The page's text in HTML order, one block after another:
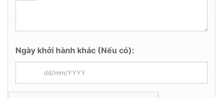
Ngày khởi hành khác (Nếu có):